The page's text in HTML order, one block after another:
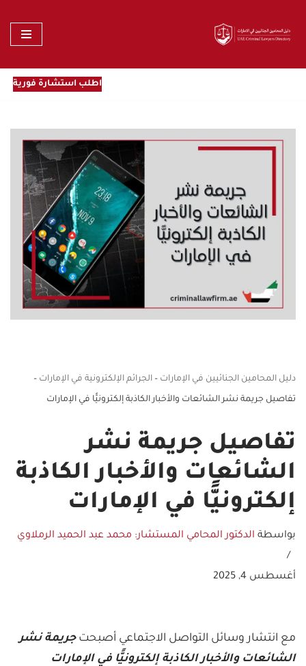
تخطى
اطلب استشارة فورية
دليل المحامين الجنائيين في الإمارات – الجرائم الإلكترونية في الإمارات –
تفاصيل جريمة نشر الشائعات والأخبار الكاذبة إلكترونيًّا في الإمارات
تفاصيل جريمة نشر
الشائعات والأخبار الكاذبة
إلكترونيًّا في الإمارات
بواسطة الدكتور المحامي المستشار: محمد عبد الحميد الرملاوي
أغسطس 4, 2025
مع انتشار وسائل التواصل الاجتماعي أصبحتجريمة نشر
الشائعات والأخبار الكاذبة إلكترونيًّا في الإمارات